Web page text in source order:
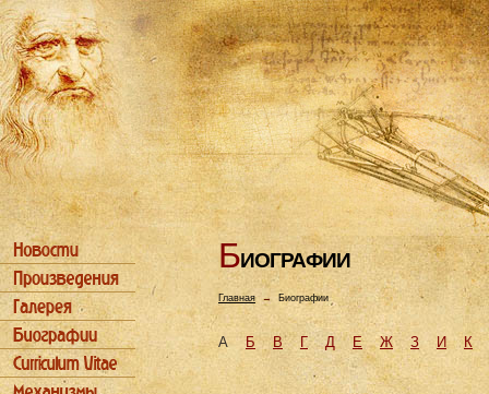
БИОГРАФИИ
Главная→ Биографии
АБ В Г Д Е Ж З И К